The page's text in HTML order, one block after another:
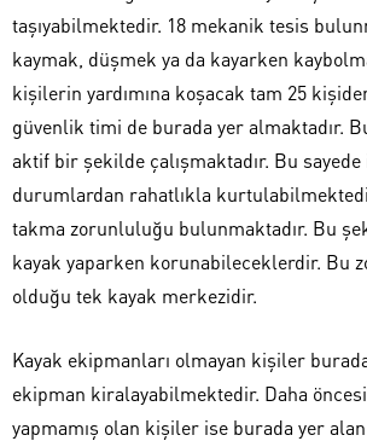
taşıyabilmektedir. 18 mekanik tesis
kaymak, düşmek ya da kayarken
kişilerin yardımına koşacak tam 25
güvenlik timi de burada yer almaktadır.
aktif bir şekilde çalışmaktadır. Bu
durumlardan rahatlıkla
takma zorunluluğu bulunmaktadır. Bu
kayak yaparken korunabileceklerdir. Bu
olduğu tek kayak merkezidir.
Kayak ekipmanları olmayan kişiler
ekipman kiralayabilmektedir. Daha
yapmamış olan kişiler ise burada yer